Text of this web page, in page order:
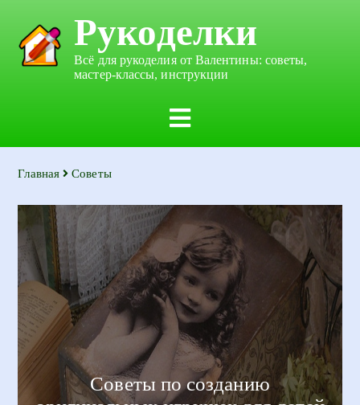
Рукоделки
Всё для рукоделия от Валентины: советы,
мастер-классы, инструкции
Главная Советы
Советы по созданию